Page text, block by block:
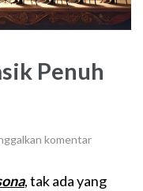
Penuh
komentar
, tak ada yang